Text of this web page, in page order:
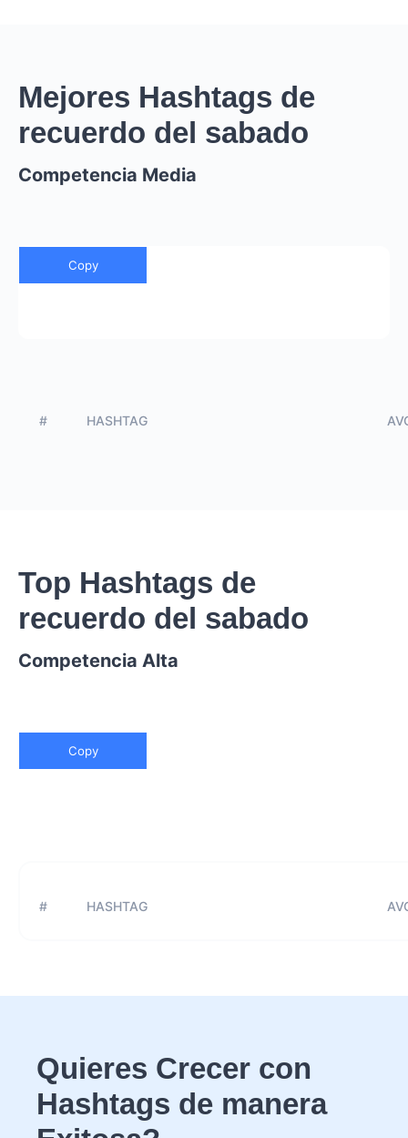
Mejores Hashtags de
recuerdo del sabado
Competencia Media
Copy
# HASHTAG
Top Hashtags de
recuerdo del sabado
Competencia Alta
Copy
# HASHTAG
Quieres Crecer con
Hashtags de manera